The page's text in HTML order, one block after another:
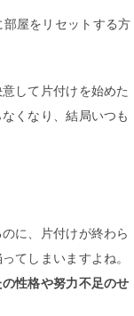
して片付けを始めた
くなり、結局いつも
に、片付けが終わら
てしまいますよね。
性格や努力不足のせ